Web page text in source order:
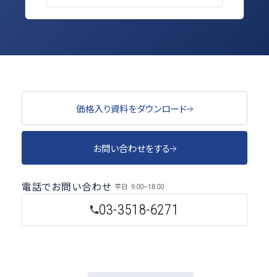
価格入り資料をダウンロード
お問い合わせをする
03-3518-6271
電話でお問い合わせ 平日 9:00~18:00